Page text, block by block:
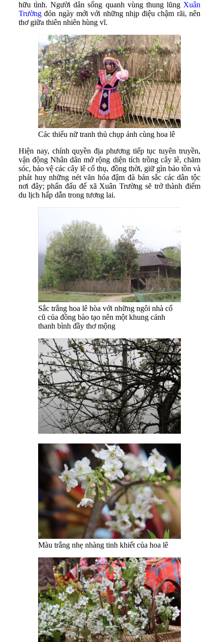
hữu tình. Người dân sống quanh vùng thung lũng Xuân
Trường đón ngày mới với những nhịp điệu chậm rãi, nên
thơ giữa thiên nhiên hùng vĩ.
Các thiếu nữ tranh thủ chụp ảnh cùng hoa lê
Hiện nay, chính quyền địa phương tiếp tục tuyên truyền,
vận động Nhân dân mở rộng diện tích trồng cây lê, chăm
sóc, bảo vệ các cây lê cổ thụ, đồng thời, giữ gìn bảo tồn và
phát huy những nét văn hóa đậm đà bản sắc các dân tộc
nơi đây; phấn đấu để xã Xuân Trường sẽ trở thành điểm
du lịch hấp dẫn trong tương lai.
Sắc trắng hoa lê hòa với những ngôi nhà cổ
cũ của đồng bào tạo nên một khung cảnh
thanh bình đầy thơ mộng
Màu trắng nhẹ nhàng tinh khiết của hoa lê